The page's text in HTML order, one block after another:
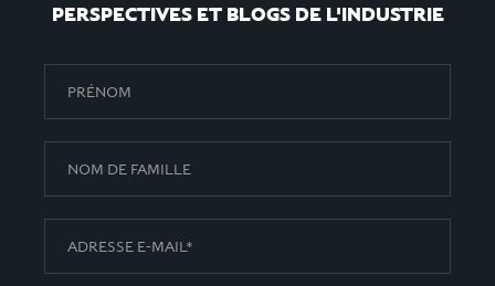
PERSPECTIVES ET BLOGS DE L'INDUSTRIE